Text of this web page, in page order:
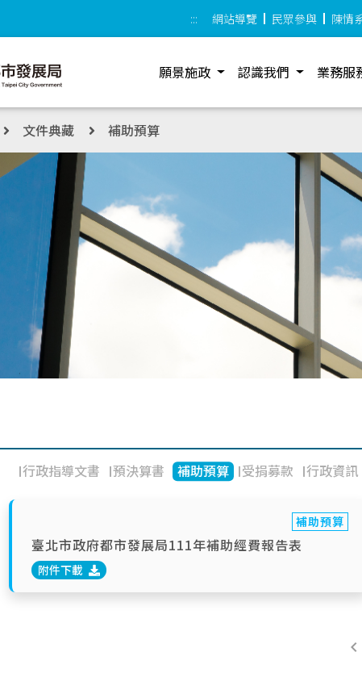
::: 網站導覽 民眾參與 陳情
願景施政 認識我們 業務服
文件典藏 補助預算
行政指導文書 預決算書 補助預算 受捐募款 行政資訊
補助預算
臺北市政府都市發展局111年補助經費報告表
附件下載
keyboard_arrow_left